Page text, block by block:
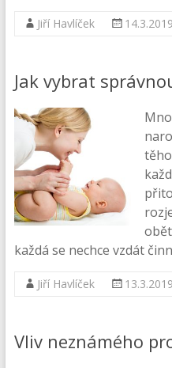
Jiří Havlíček 14.3.2019
Jak vybrat
každá se nechce vzdát
Jiří Havlíček 13.3.2019
Vliv neznámého